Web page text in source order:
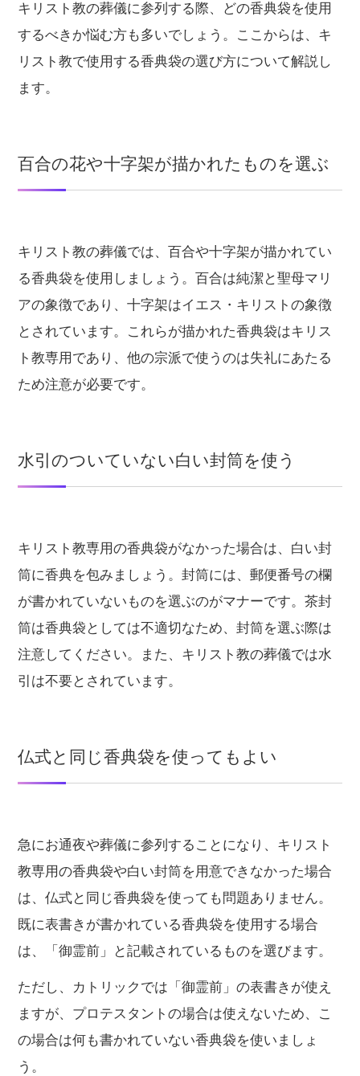
キリスト教の葬儀に参列する際、どの香典袋を使用
するべきか悩む方も多いでしょう。ここからは、キ
リスト教で使用する香典袋の選び方について解説し
ます。
百合の花や十字架が描かれたものを選ぶ
キリスト教の葬儀では、百合や十字架が描かれてい
る香典袋を使用しましょう。百合は純潔と聖母マリ
アの象徴であり、十字架はイエス・キリストの象徴
とされています。これらが描かれた香典袋はキリス
ト教専用であり、他の宗派で使うのは失礼にあたる
ため注意が必要です。
水引のついていない白い封筒を使う
キリスト教専用の香典袋がなかった場合は、白い封
筒に香典を包みましょう。封筒には、郵便番号の欄
が書かれていないものを選ぶのがマナーです。茶封
筒は香典袋としては不適切なため、封筒を選ぶ際は
注意してください。また、キリスト教の葬儀では水
引は不要とされています。
仏式と同じ香典袋を使ってもよい
急にお通夜や葬儀に参列することになり、キリスト
教専用の香典袋や白い封筒を用意できなかった場合
は、仏式と同じ香典袋を使っても問題ありません。
既に表書きが書かれている香典袋を使用する場合
は、「御霊前」と記載されているものを選びます。
ただし、カトリックでは「御霊前」の表書きが使え
ますが、プロテスタントの場合は使えないため、こ
の場合は何も書かれていない香典袋を使いましょ
う。